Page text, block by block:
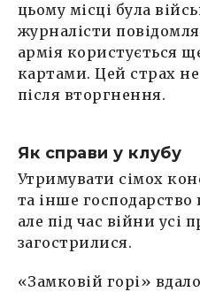
цьому місці була
журналісти
армія користується
картами. Цей страх не
після вторгнення.
Як справи у клубу
Утримувати сімох
та інше господарство
але під час війни усі
загострилися.
«Замковій горі»